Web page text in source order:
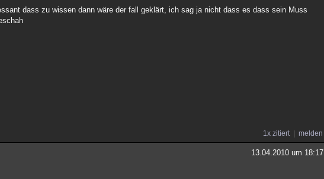
dass zu wissen dann wäre der fall geklärt, ich sag ja nicht dass es dass sein Muss
1x zitiert melden
13.04.2010 um 18:17